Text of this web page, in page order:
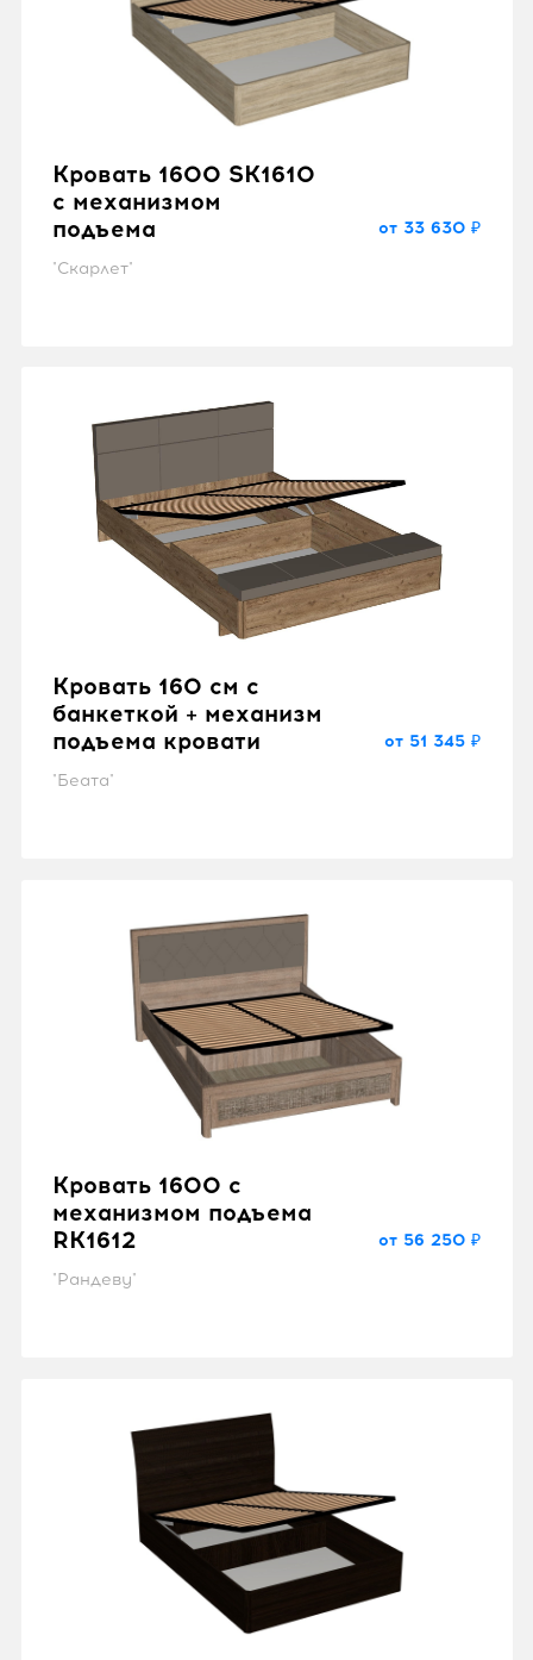
Кровать 1600 SK1610
с механизмом
подъема
"Скарлет"
от 33 630 ₽
Кровать 160 см с
банкеткой + механизм
подъема кровати
"Беата"
от 51 345 ₽
Кровать 1600 с
механизмом подъема
RK1612
"Рандеву"
от 56 250 ₽